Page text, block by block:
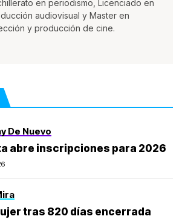
en periodismo, Licenciado en
audiovisual y Master en
y producción de cine.
De Nuevo
abre inscripciones para 2026
tras 820 días encerrada